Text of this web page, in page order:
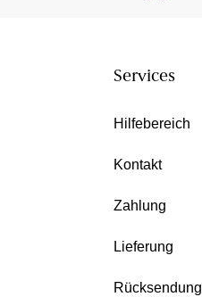
Services
Hilfebereich
Kontakt
Zahlung
Lieferung
Rücksendung